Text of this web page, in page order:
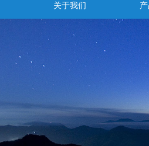
关于我们